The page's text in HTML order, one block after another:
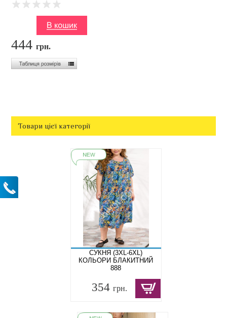
444грн.
Товари цієї категорії
СУКНЯ (3XL-6XL)
КОЛЬОРИ БЛАКИТНИЙ
888
354 грн.